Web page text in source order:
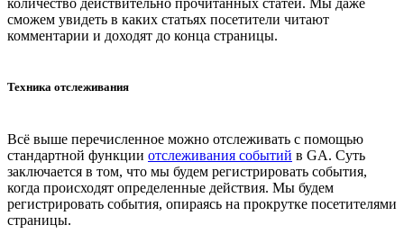
количество действительно прочитанных статей. Мы даже
сможем увидеть в каких статьях посетители читают
комментарии и доходят до конца страницы.
Техника отслеживания
Всё выше перечисленное можно отслеживать с помощью
стандартной функции отслеживания событий в GA. Суть
заключается в том, что мы будем регистрировать события,
когда происходят определенные действия. Мы будем
регистрировать события, опираясь на прокрутке посетителями
страницы.